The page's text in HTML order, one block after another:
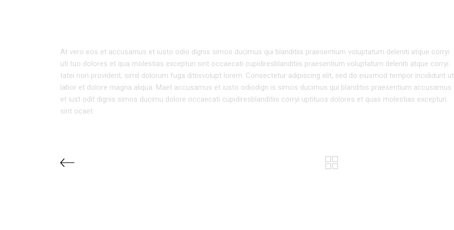
At vero eos et accusamus et iusto odio dignis simos ducimus qui blanditiis praesentium voluptatum deleniti atque corryi
uti tuo dolores et qua molestias excepturi sint occaecati cupidiresblanditiis praesentium voluptatum deleniti atque corryi
tatei non provident, simil dolorum fuga ditiisvolupt lorem. Consectetur adipiscing elit, sed do eiusmod tempor incididunt ut
labor et dolore magna aliqua. Maet accusamus et iusto odiodign is simos ducimus qui blanditiis praesentium accusamus
et iust odit dignis simos ducimu dolore occaecati cupidiresblanditiis corryi uptituos dolores et quas molestias excepturi
sint ocaet.